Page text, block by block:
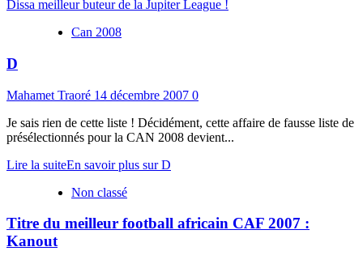
Dissa meilleur buteur de la Jupiter League !
Can 2008
D
Mahamet Traoré 14 décembre 2007 0
Je sais rien de cette liste ! Décidément, cette affaire de fausse liste de
présélectionnés pour la CAN 2008 devient...
Lire la suiteEn savoir plus sur D
Non classé
Titre du meilleur football africain CAF 2007 :
Kanout